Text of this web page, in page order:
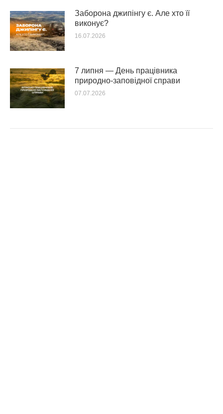
Заборона джипінгу є. Але хто її
виконує?
16.07.2026
7 липня — День працівника
природно-заповідної справи
07.07.2026